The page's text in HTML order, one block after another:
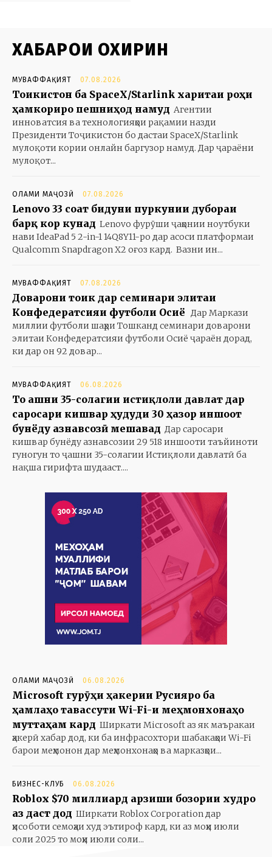
ХАБАРҲОИ ОХИРИН
МУВАФФАҚИЯТ 07.08.2026
Тоҷикистон ба SpaceX/Starlink харитаи роҳи
ҳамкориро пешниҳод намуд Агентии
инноватсия ва технологияҳои рақамии назди
Президенти Тоҷикистон бо дастаи SpaceX/Starlink
мулоқоти кории онлайн баргузор намуд. Дар ҷараёни
мулоқот...
ОЛАМИ МАҶОЗӢ 07.08.2026
Lenovo 33 соат бидуни пуркунии дубораи
барқ кор кунад Lenovo фурӯши ҷаҳонии ноутбуки
нави IdeaPad 5 2-in-1 14Q8Y11-ро дар асоси платформаи
Qualcomm Snapdragon X2 оғоз кард. Вазни ин...
МУВАФФАҚИЯТ 07.08.2026
Доварони тоҷик дар семинари элитаи
Конфедератсияи футболи Осиё Дар Маркази
миллии футболи шаҳри Тошканд семинари доварони
элитаи Конфедератсияи футболи Осиё ҷараён дорад,
ки дар он 92 довар...
МУВАФФАҚИЯТ 06.08.2026
То ҷашни 35-солагии истиқлоли давлат дар
саросари кишвар ҳудуди 30 ҳазор иншоот
бунёду азнавсозӣ мешавад Дар саросари
кишвар бунёду азнавсозии 29 518 иншооти таъйиноти
гуногун то ҷашни 35-солагии Истиқлоли давлатӣ ба
нақша гирифта шудааст....
ОЛАМИ МАҶОЗӢ 06.08.2026
Microsoft гурӯҳи ҳакерии Русияро ба
ҳамлаҳо тавассути Wi-Fi-и меҳмонхонаҳо
муттаҳам кард Ширкати Microsoft аз як маъракаи
ҳакерӣ хабар дод, ки ба инфрасохтори шабакаҳои Wi-Fi
барои меҳмонон дар меҳмонхонаҳо ва марказҳои...
БИЗНЕС-КЛУБ 06.08.2026
Roblox $70 миллиард арзиши бозории худро
аз даст дод Ширкати Roblox Corporation дар
ҳисоботи семоҳаи худ эътироф кард, ки аз моҳи июли
соли 2025 то моҳи июли соли...